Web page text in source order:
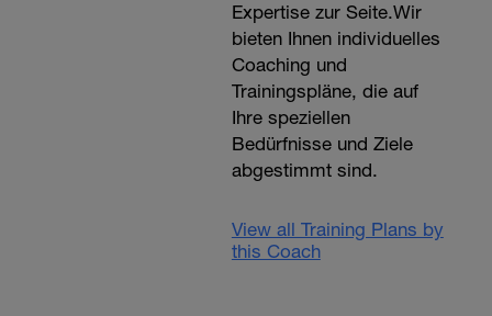
Expertise zur Seite.Wir
bieten Ihnen individuelles
Coaching und
Trainingspläne, die auf
Ihre speziellen
Bedürfnisse und Ziele
abgestimmt sind.
View all Training Plans by
this Coach